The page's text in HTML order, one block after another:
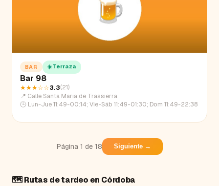
BAR ☀️ Terraza
Bar 98
★★★☆☆3.3(21)
📍 Calle Santa María de Trassierra
🕒 Lun-Jue 11:49-00:14; Vie-Sáb 11:49-01:30; Dom 11:49-22:38
Página 1 de 18 Siguiente →
🗺️ Rutas de tardeo en Córdoba